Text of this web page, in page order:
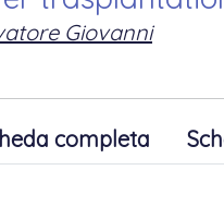
Giovanni
completa